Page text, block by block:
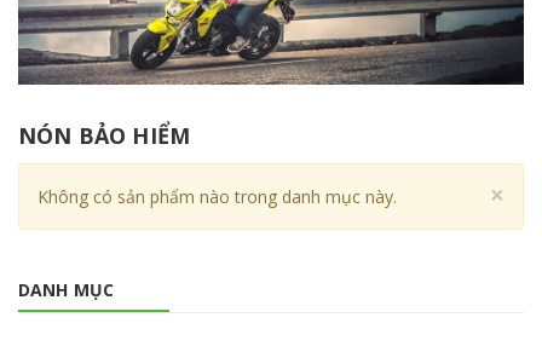
NÓN BẢO HIỂM
×
Không có sản phẩm nào trong danh mục này.
DANH MỤC